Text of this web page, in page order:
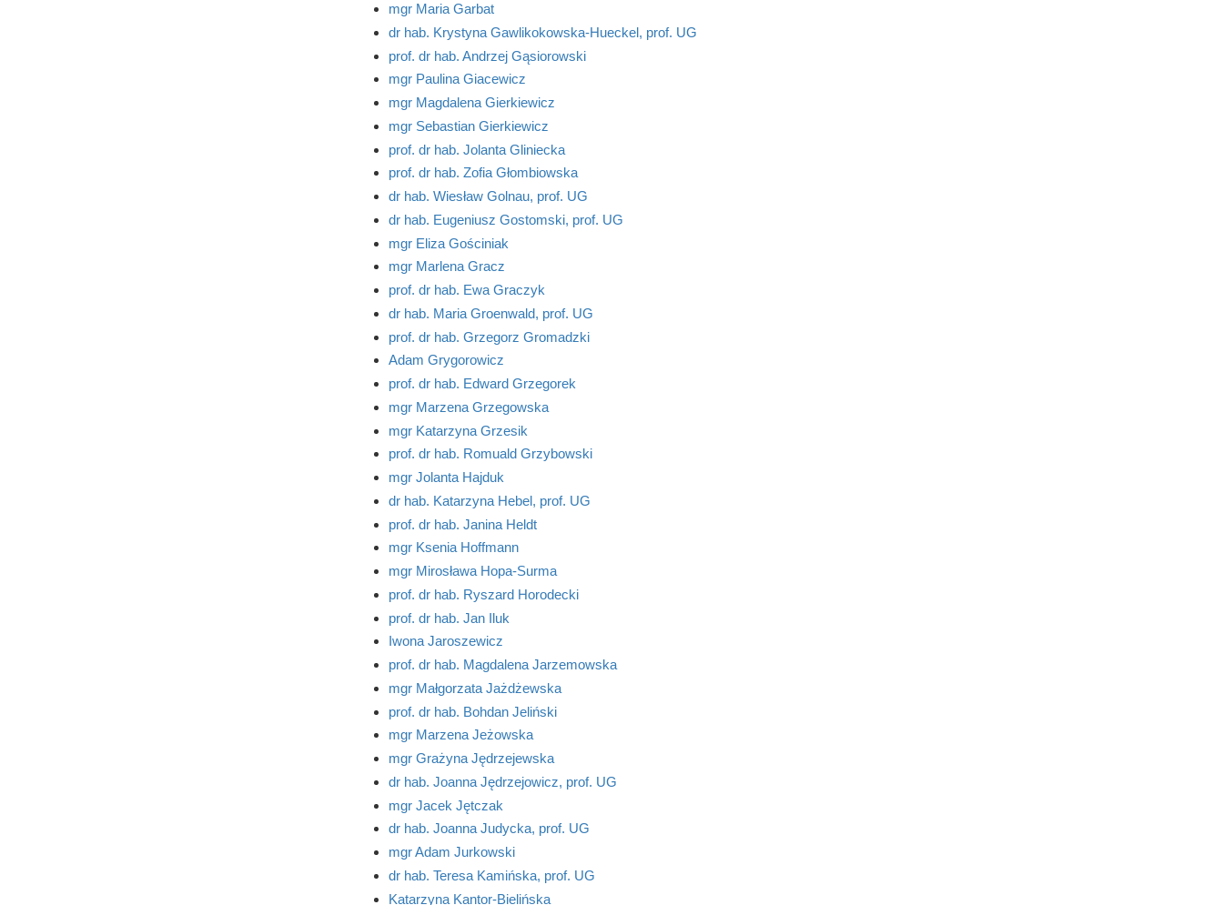
mgr Maria Garbat
dr hab. Krystyna Gawlikokowska-Hueckel, prof. UG
prof. dr hab. Andrzej Gąsiorowski
mgr Paulina Giacewicz
mgr Magdalena Gierkiewicz
mgr Sebastian Gierkiewicz
prof. dr hab. Jolanta Gliniecka
prof. dr hab. Zofia Głombiowska
dr hab. Wiesław Golnau, prof. UG
dr hab. Eugeniusz Gostomski, prof. UG
mgr Eliza Gościniak
mgr Marlena Gracz
prof. dr hab. Ewa Graczyk
dr hab. Maria Groenwald, prof. UG
prof. dr hab. Grzegorz Gromadzki
Adam Grygorowicz
prof. dr hab. Edward Grzegorek
mgr Marzena Grzegowska
mgr Katarzyna Grzesik
prof. dr hab. Romuald Grzybowski
mgr Jolanta Hajduk
dr hab. Katarzyna Hebel, prof. UG
prof. dr hab. Janina Heldt
mgr Ksenia Hoffmann
mgr Mirosława Hopa-Surma
prof. dr hab. Ryszard Horodecki
prof. dr hab. Jan Iluk
Iwona Jaroszewicz
prof. dr hab. Magdalena Jarzemowska
mgr Małgorzata Jażdżewska
prof. dr hab. Bohdan Jeliński
mgr Marzena Jeżowska
mgr Grażyna Jędrzejewska
dr hab. Joanna Jędrzejowicz, prof. UG
mgr Jacek Jętczak
dr hab. Joanna Judycka, prof. UG
mgr Adam Jurkowski
dr hab. Teresa Kamińska, prof. UG
Katarzyna Kantor-Bielińska